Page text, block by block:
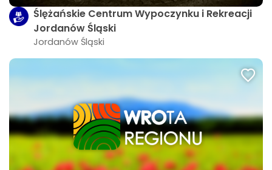
Ślężańskie Centrum Wypoczynku i Rekreacji
Jordanów Śląski
Jordanów Śląski